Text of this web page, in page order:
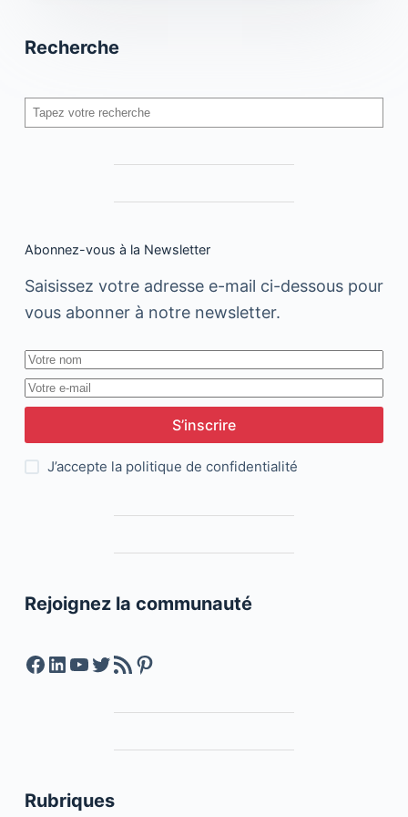
Recherche
Rechercher
Abonnez-vous à la Newsletter
Saisissez votre adresse e-mail ci-dessous pour
vous abonner à notre newsletter.
S’inscrire
J’accepte la politique de confidentialité
Rejoignez la communauté
Facebook
LinkedIn
YouTube
Twitter
Feed RSSPinterest
Rubriques